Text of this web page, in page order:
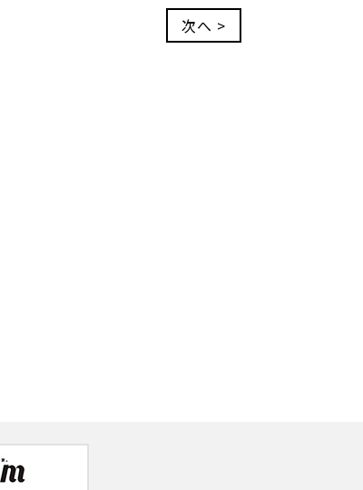
次へ >